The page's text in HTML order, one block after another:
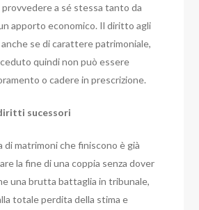
a sé stessa tanto da
apporto economico. Il diritto agli
se di carattere patrimoniale,
quindi non può essere
o cadere in prescrizione.
sucessori
matrimoni che finiscono è già
la fine di una coppia senza dover
una brutta battaglia in tribunale,
totale perdita della stima e